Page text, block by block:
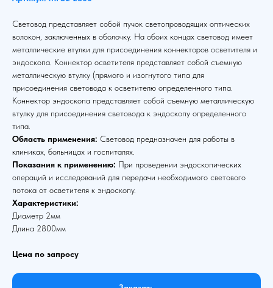
Световод представляет собой пучок светопроводящих оптических
волокон, заключенных в оболочку. На обоих концах световод имеет
металлические втулки для присоединения коннекторов осветителя и
эндоскопа. Коннектор осветителя представляет собой съемную
металлическую втулку (прямого и изогнутого типа для
присоединения световода к осветителю определенного типа.
Коннектор эндоскопа представляет собой съемную металлическую
втулку для присоединения световода к эндоскопу определенного
типа.
Область применения: Световод предназначен для работы в
клиниках, больницах и госпиталях.
Показания к применению: При проведении эндоскопических
операций и исследований для передачи необходимого светового
потока от осветителя к эндоскопу.
Характеристики:
Диаметр 2мм
Длина 2800мм
Цена по запросу